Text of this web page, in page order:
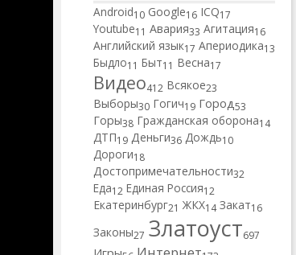
Android10 Google16 ICQ17
Youtube11 Авария33 Агитация16
Английский язык17 Апериодика13
Быдло11 Быт11 Весна17
Видео412 Всякое23
Выборы30 Гогич19 Город53
Горы38 Гражданская оборона14
ДТП19 Деньги36 Дождь10
Дороги18
Достопримечательности32
Еда12 Единая Россия12
Екатеринбург21 ЖКХ14 Закат16
Законы27 Златоуст697